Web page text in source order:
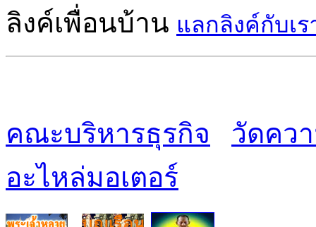
ลิงค์เพื่อนบ้าน แลกลิงค์กับเร
คณะบริหารธุรกิจ
วัดคว
อะไหล่มอเตอร์